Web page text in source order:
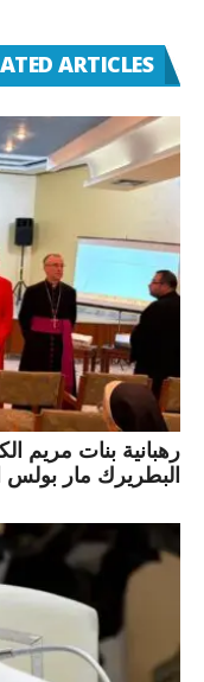
ARTICLES
رهبانية بنات مريم
البطريرك مار بولس